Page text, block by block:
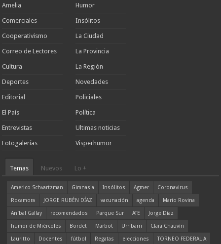
Amelia
Comerciales
Cooperativismo
Correo de Lectores
Cultura
Deportes
Editorial
El País
Entrevistas
Fotogalerías
Humor
Insólitos
La Ciudad
La Provincia
La Región
Novedades
Policiales
Política
Ultimas noticias
Visperhumor
Temas Nuevos Lo +
Americo Schvartzman Gimnasia Insólitos Agmer
Coronavirus
Rocamora
JORGE RUBÉN DÍAZ vacunación agenda
Mario Rovina
Aníbal Gallay
recomendados Parque Sur ATE
Jorge Díaz
humor de Miércoles
Bordet Marbot Urribarri
Clara Chauvín
Lauritto
Docentes fútbol Regatas elecciones
TORNEO FEDERAL A